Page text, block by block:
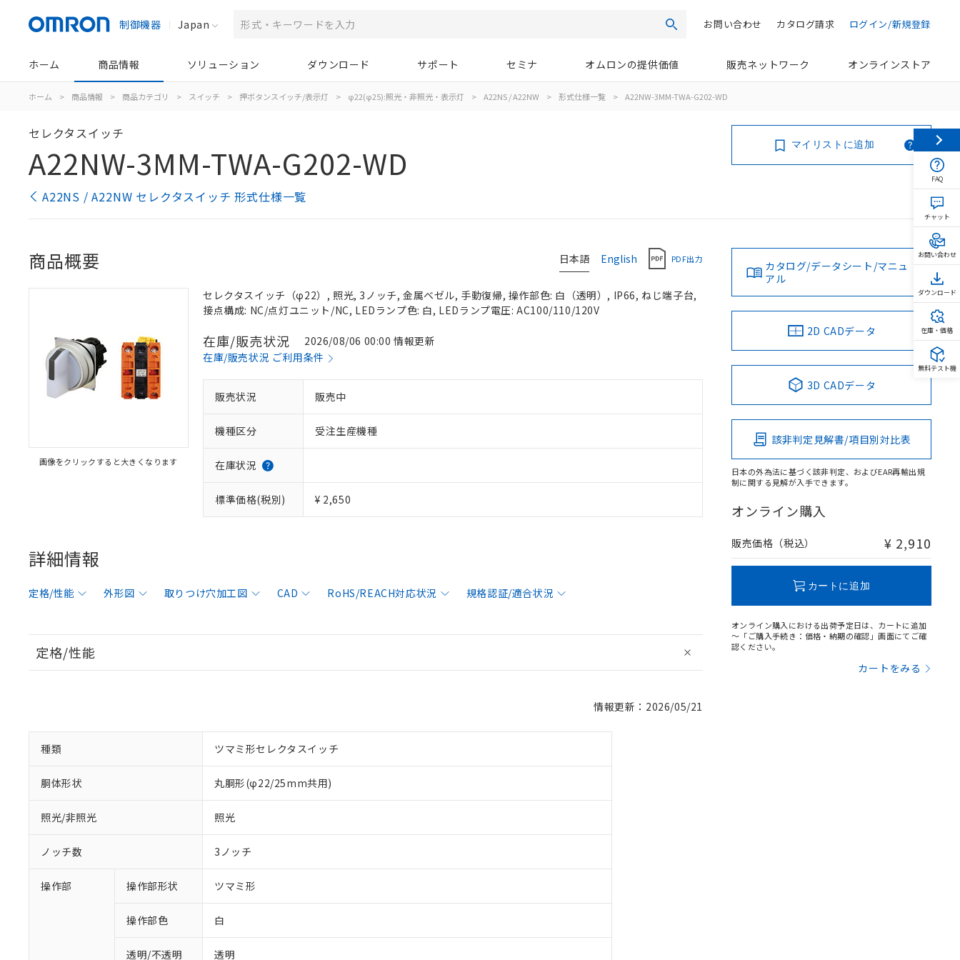
制御機器 Japan 検索 ログイン/新規登録
カタログ請求
お問い合わせ
ホーム 商品情報 ソリューション ダウンロード サポート セミナ オムロンの提供価値 販売ネットワーク オンラインストア
ホーム > 商品情報 > 商品カテゴリ > スイッチ > 押ボタンスイッチ/表示灯 > φ22(φ25):照光・非照光・表示灯 > A22NS / A22NW > 形式仕様一覧 > A22NW-3MM-TWA-G202-WD
セレクタスイッチ
A22NW-3MM-TWA-G202-WD
A22NS / A22NW セレクタスイッチ 形式仕様一覧
マイリストに追加
日本語 English PDF出力
商品概要
画像をクリックすると大きくなります
セレクタスイッチ（φ22）, 照光, 3ノッチ, 金属ベゼル, 手動復帰, 操作部色: 白（透明）, IP66, ねじ端子台,
接点構成: NC/点灯ユニット/NC, LEDランプ色: 白, LEDランプ電圧: AC100/110/120V
在庫/販売状況
2026/08/06 00:00 情報更新
在庫/販売状況 ご利用条件
販売状況 販売中
機種区分 受注生産機種
在庫状況
標準価格(税別) ¥ 2,650
詳細情報
定格/性能 外形図 取りつけ穴加工図 CAD RoHS/REACH対応状況 規格認証/適合状況
定格/性能
情報更新：2026/05/21
種類 ツマミ形セレクタスイッチ
胴体形状 丸胴形(φ22/25mm共用)
照光/非照光 照光
ノッチ数 3ノッチ
操作部 操作部形状 ツマミ形
操作部色 白
透明/不透明 透明
カタログ/データシート/マニュ
アル
2D CADデータ
3D CADデータ
該非判定見解書/項目別対比表
日本の外為法に基づく該非判定、およびEAR再輸出規
制に関する見解が入手できます。
オンライン購入
販売価格（税込） ¥ 2,910
カートに追加
オンライン購入における出荷予定日は、カートに追加
～「ご購入手続き：価格・納期の確認」画面にてご確
認ください。
カートをみる
FAQ
チャット
お問い合わせ
ダウンロード
在庫・価格
無料テスト機